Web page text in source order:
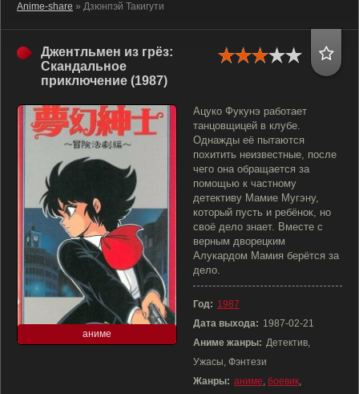
Anime-share » Дзюнпэй Такигути
Джентльмен из грёз:
Скандальное
приключение (1987)
аниме
Ацуко Фукунэ работает
танцовщицей в клубе.
Однажды её пытаются
похитить неизвестные, после
чего она обращается за
помощью к частному
детективу Мамие Мугэну,
который пусть и ребёнок, но
своё дело знает. Вместе с
верным дворецким
Алукардом Мамия берётся за
дело.
Год: 1987
Дата выхода: 1987-02-21
Аниме жанры: Детектив,
Ужасы, Фэнтези
Жанры: аниме, боевик,